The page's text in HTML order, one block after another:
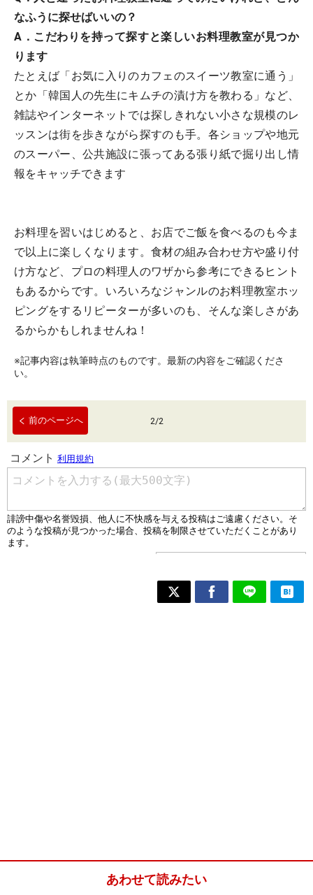
なふうに探せばいいの？
A．こだわりを持って探すと楽しいお料理教室が見つか
ります
たとえば「お気に入りのカフェのスイーツ教室に通う」
とか「韓国人の先生にキムチの漬け方を教わる」など、
雑誌やインターネットでは探しきれない小さな規模のレ
ッスンは街を歩きながら探すのも手。各ショップや地元
のスーパー、公共施設に張ってある張り紙で掘り出し情
報をキャッチできます
お料理を習いはじめると、お店でご飯を食べるのも今ま
で以上に楽しくなります。食材の組み合わせ方や盛り付
け方など、プロの料理人のワザから参考にできるヒント
もあるからです。いろいろなジャンルのお料理教室ホッ
ピングをするリピーターが多いのも、そんな楽しさがあ
るからかもしれませんね！
※記事内容は執筆時点のものです。最新の内容をご確認くださ
い。
前のページへ 2/2
あわせて読みたい